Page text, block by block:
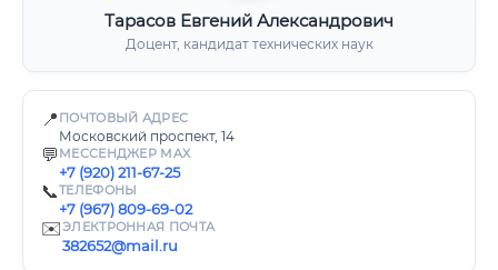
Тарасов Евгений Александрович
Доцент, кандидат технических наук
📍 ПОЧТОВЫЙ АДРЕС
Московский проспект, 14
💬 МЕССЕНДЖЕР MAX
+7 (920) 211-67-25
📞ТЕЛЕФОНЫ
+7 (967) 809-69-02
✉️ЭЛЕКТРОННАЯ ПОЧТА
382652@mail.ru